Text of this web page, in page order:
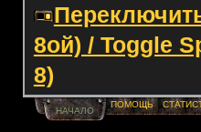
8ой) / Toggle
8)
НАЧАЛО
ПОМОЩЬ